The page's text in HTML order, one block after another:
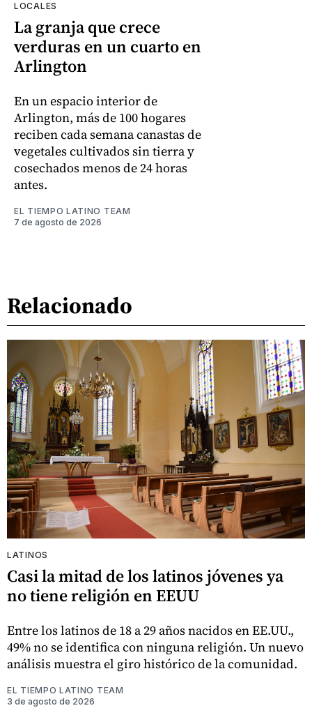
LOCALES
La granja que crece
verduras en un cuarto en
Arlington
En un espacio interior de
Arlington, más de 100 hogares
reciben cada semana canastas de
vegetales cultivados sin tierra y
cosechados menos de 24 horas
antes.
EL TIEMPO LATINO TEAM
7 de agosto de 2026
Relacionado
LATINOS
Casi la mitad de los latinos jóvenes ya
no tiene religión en EEUU
Entre los latinos de 18 a 29 años nacidos en EE.UU.,
49% no se identifica con ninguna religión. Un nuevo
análisis muestra el giro histórico de la comunidad.
EL TIEMPO LATINO TEAM
3 de agosto de 2026